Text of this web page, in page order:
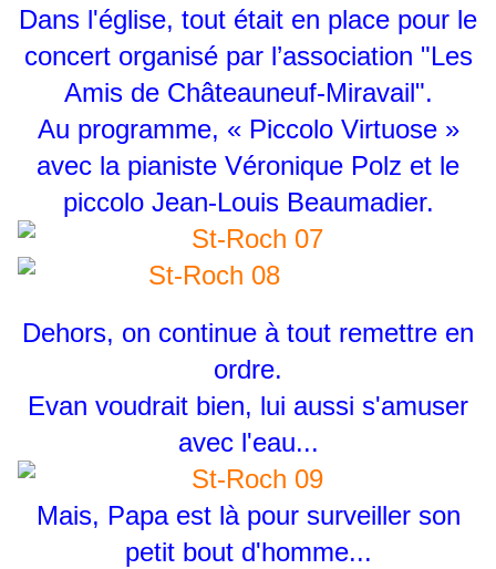
Dans l'église, tout était en place pour le
concert organisé par l’association "Les
Amis de Châteauneuf-Miravail".
Au programme, « Piccolo Virtuose »
avec la pianiste Véronique Polz et le
piccolo Jean-Louis Beaumadier.
Dehors, on continue à tout remettre en
ordre.
Evan voudrait bien, lui aussi s'amuser
avec l'eau...
Mais, Papa est là pour surveiller son
petit bout d'homme...